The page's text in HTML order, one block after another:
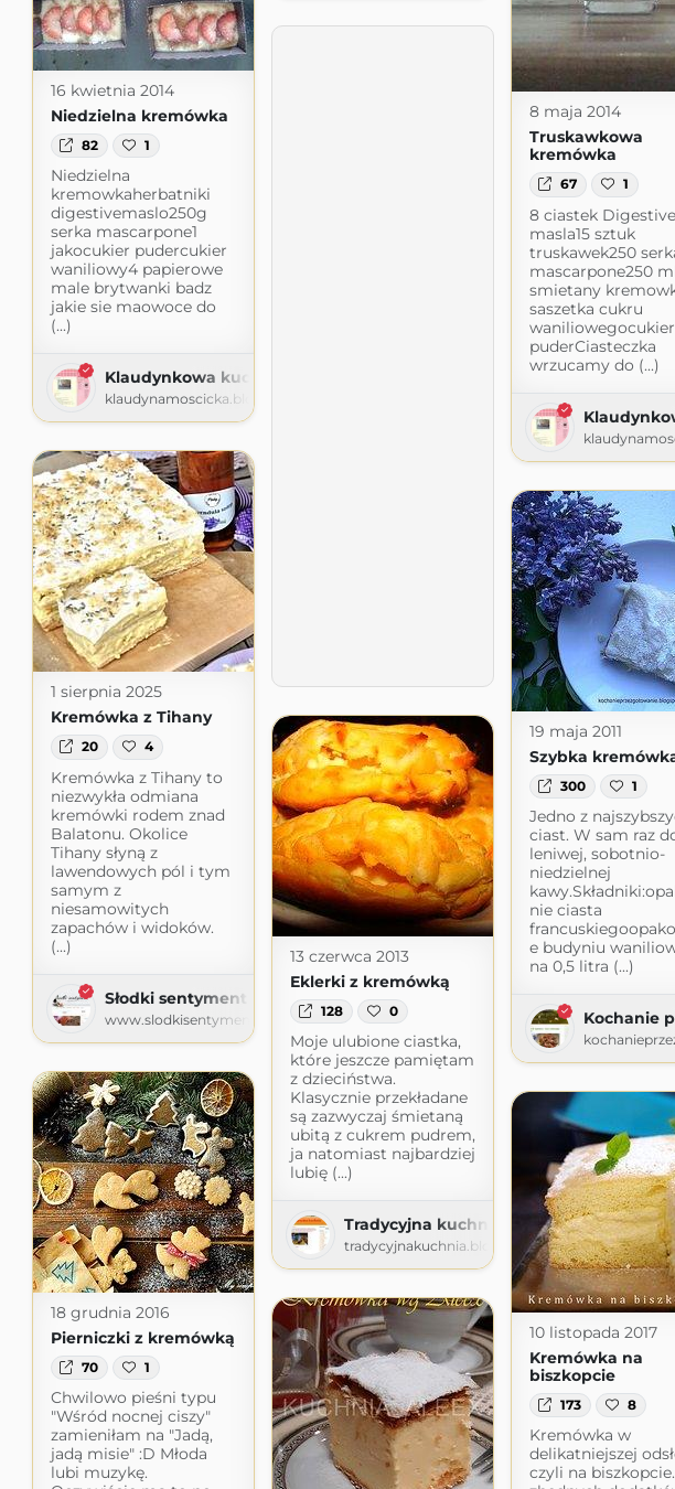
16 kwietnia 2014
Niedzielna kremówka
82 1
Niedzielna
kremowkaherbatniki
digestivemaslo250g
serka mascarpone1
jakocukier pudercukier
waniliowy4 papierowe
male brytwanki badz
jakie sie maowoce do
(...)
Klaudynkowa kuchnia
klaudynamoscicka.blogspot.com
8 maja 2014
Truskawkowa
kremówka
67 1
8 ciastek
masla15 sztuk
truskawek250
mascarpone250
smietany
saszetka cukru
waniliowegocukier
puderCiasteczka
wrzucamy do (...)
1 sierpnia 2025
Kremówka z Tihany
20 4
Kremówka z Tihany to
niezwykła odmiana
kremówki rodem znad
Balatonu. Okolice
Tihany słyną z
lawendowych pól i tym
samym z
niesamowitych
zapachów i widoków.
(...)
Słodki sentyment
www.slodkisentyment.pl
19 maja 2011
Szybka
300 1
Jedno z
ciast. W sam raz
leniwej, sobotnio-
niedzielnej
nie ciasta
e budyniu
na 0,5 litra (...)
Kochanie
13 czerwca 2013
Eklerki z kremówką
128 0
Moje ulubione ciastka,
które jeszcze pamiętam
z dzieciństwa.
Klasycznie przekładane
są zazwyczaj śmietaną
ubitą z cukrem pudrem,
ja natomiast najbardziej
lubię (...)
Tradycyjna kuchnia
tradycyjnakuchnia.blogspot.com
18 grudnia 2016
Pierniczki z kremówką
70 1
Chwilowo pieśni typu
"Wśród nocnej ciszy"
zamieniłam na "Jadą,
jadą misie" :D Młoda
lubi muzykę.
10 listopada 2017
Kremówka na
biszkopcie
173 8
Kremówka w
delikatniejszej
czyli na